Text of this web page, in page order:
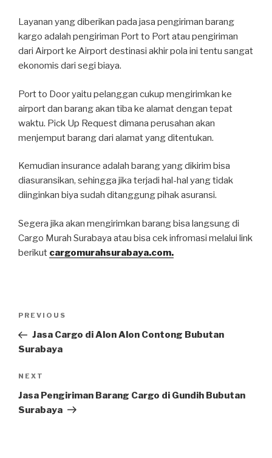
Layanan yang diberikan pada jasa pengiriman barang
kargo adalah pengiriman Port to Port atau pengiriman
dari Airport ke Airport destinasi akhir pola ini tentu sangat
ekonomis dari segi biaya.
Port to Door yaitu pelanggan cukup mengirimkan ke
airport dan barang akan tiba ke alamat dengan tepat
waktu. Pick Up Request dimana perusahan akan
menjemput barang dari alamat yang ditentukan.
Kemudian insurance adalah barang yang dikirim bisa
diasuransikan, sehingga jika terjadi hal-hal yang tidak
diinginkan biya sudah ditanggung pihak asuransi.
Segera jika akan mengirimkan barang bisa langsung di
Cargo Murah Surabaya atau bisa cek infromasi melalui link
berikut cargomurahsurabaya.com.
Post
Previous
Post
PREVIOUS
Jasa Cargo di Alon Alon Contong Bubutan
Surabaya
Next
Post
NEXT
Jasa Pengiriman Barang Cargo di Gundih Bubutan
Surabaya